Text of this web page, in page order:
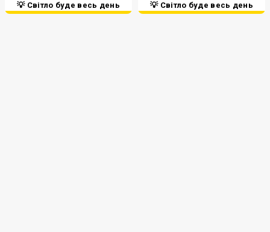
💡 Світло буде весь день 💡 Світло буде весь день